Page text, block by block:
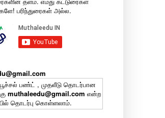
பரிந்துரைகள் அல்ல.
பண்ட் , முதலீடு தொடர்பான
muthaleedu@gmail.com என்ற
தொடர்பு கொள்ளலாம்.